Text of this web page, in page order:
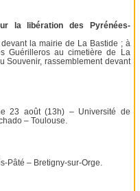
la libération des Pyrénées-
la mairie de La Bastide ; à
Guérilleros au cimetière de La
Souvenir, rassemblement devant
23 août (13h) – Université de
– Toulouse.
Pâté – Bretigny-sur-Orge.